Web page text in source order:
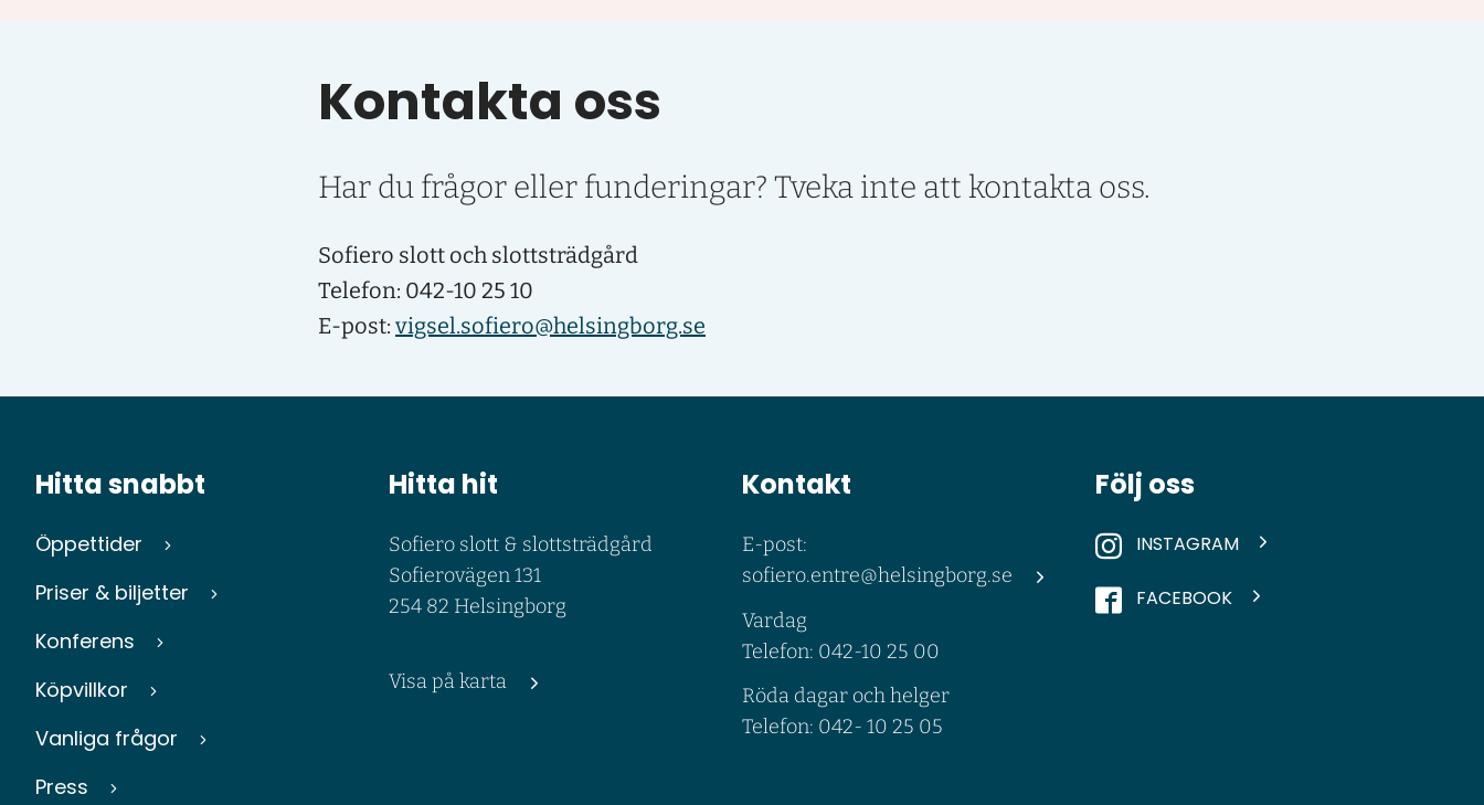
Kontakta oss
Har du frågor eller funderingar? Tveka inte att kontakta oss.
Sofiero slott och slottsträdgård
Telefon: 042-10 25 10
E-post: vigsel.sofiero@helsingborg.se
Hitta snabbt
Öppettider
Priser & biljetter
Konferens
Köpvillkor
Vanliga frågor
Press
Hitta hit
Sofiero slott & slottsträdgård
Sofierovägen 131
254 82 Helsingborg
Visa på karta
Kontakt
E-post:
sofiero.entre@helsingborg.se
Vardag
Telefon: 042-10 25 00
Röda dagar och helger
Telefon: 042- 10 25 05
Följ oss
INSTAGRAM
FACEBOOK